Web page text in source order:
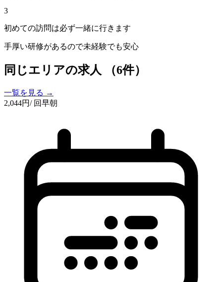
3
初めての訪問は必ず一緒に行きます
手厚い研修があるので未経験でも安心
同じエリアの求人 （6件）
一覧を見る →
2,044円/ 回早朝